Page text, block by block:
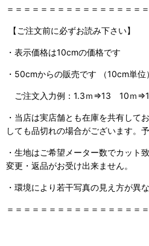
＝＝＝＝＝＝＝＝＝＝＝＝＝＝＝＝
【ご注文前に必ずお読み下さい】
・表示価格は10cmの価格です
・50cmからの販売です （10cm単位）
ご注文入力例：1.3ｍ⇒13 10ｍ
・当店は実店舗とも在庫を共有して
しても品切れの場合がございます。
・生地はご希望メーター数でカット
変更・返品がお受け出来ません。
・環境により若干写真の見え方が異
＝＝＝＝＝＝＝＝＝＝＝＝＝＝＝＝